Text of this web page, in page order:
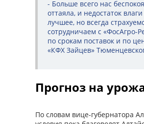
- Больше всего нас
оттаяла, и недостаток
лучшее, но всегда
сотрудничаем с «ФосАгро-
по срокам поставок и по
«КФХ Зайцев»
Прогноз на
По словам вице-губернатора